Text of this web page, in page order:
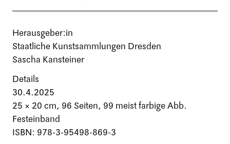
Herausgeber:in
Staatliche Kunstsammlungen Dresden
Sascha Kansteiner
Details
30.4.2025
25 × 20 cm, 96 Seiten, 99 meist farbige Abb.
Festeinband
ISBN: 978-3-95498-869-3